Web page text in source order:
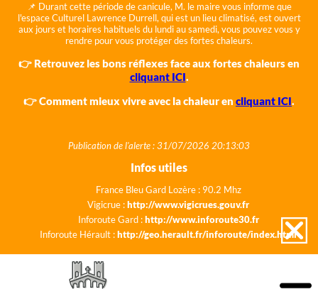
📌 Durant cette période de canicule, M. le maire vous informe que
l'espace Culturel Lawrence Durrell, qui est un lieu climatisé, est ouvert
aux jours et horaires habituels du lundi au samedi, vous pouvez vous y
rendre pour vous protéger des fortes chaleurs.
👉 Retrouvez les bons réflexes face aux fortes chaleurs en
cliquant ICI.
👉 Comment mieux vivre avec la chaleur en cliquant ICI.
Publication de l'alerte : 31/07/2026 20:13:03
Infos utiles
France Bleu Gard Lozère : 90.2 Mhz
Vigicrue :http://www.vigicrues.gouv.fr
Inforoute Gard :http://www.inforoute30.fr
Inforoute Hérault :http://geo.herault.fr/inforoute/index.html